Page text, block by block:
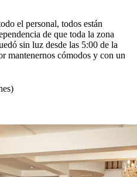
el personal, todos están
de que toda la zona
sin luz desde las 5:00 de la
mantenernos cómodos y con un